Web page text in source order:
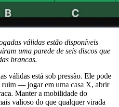
válidas estão disponíveis
uma parede de seis discos que
brancas.
válidas está sob pressão. Ele pode
ruim — jogar em uma casa X, abrir
Manter a mobilidade do
valioso do que qualquer virada